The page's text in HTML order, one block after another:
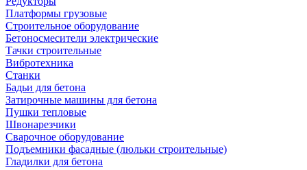
Платформы грузовые
Строительное оборудование
Бетоносмесители электрические
Тачки строительные
Вибротехника
Станки
Бадьи для бетона
Затирочные машины для бетона
Пушки тепловые
Швонарезчики
Сварочное оборудование
Подъемники фасадные (люльки строительные)
Гладилки для бетона